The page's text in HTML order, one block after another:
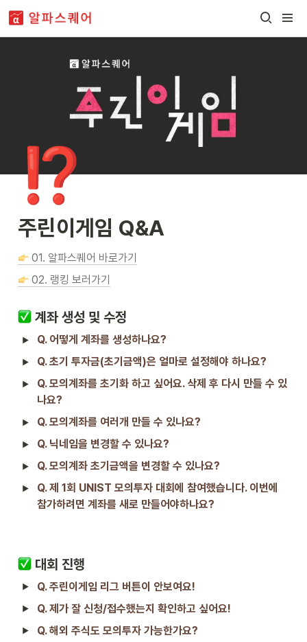
⁉️
주린이게임 Q&A
01. 알파스퀘어 바로가기
02. 랭킹 보러가기
계좌 생성 및 수정
Q. 어떻게 계좌를 생성하나요?
Q. 초기 투자금(초기금액)은 얼마로 설정해야 하나요?
Q. 모의계좌를 초기화 하고 싶어요. 삭제 후 다시 만들 수 있
나요?
Q. 모의계좌를 여러개 만들 수 있나요?
Q. 닉네임을 변경할 수 있나요?
Q. 모의계좌 초기금액을 변경할 수 있나요?
Q. 제 1회 UNIST 모의투자 대회에 참여했습니다. 이번에
참가하려면 계좌를 새로 만들어야하나요?
대회 진행
Q. 주린이게임 리그 버튼이 안보여요!
Q. 제가 잘 신청/접수했는지 확인하고 싶어요!
Q. 해외 주식도 모의투자 가능한가요?